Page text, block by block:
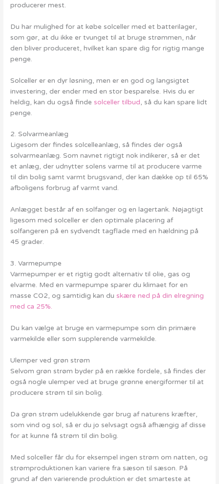
producerer mest.
Du har mulighed for at købe solceller med et batterilager,
som gør, at du ikke er tvunget til at bruge strømmen, når
den bliver produceret, hvilket kan spare dig for rigtig mange
penge.
Solceller er en dyr løsning, men er en god og langsigtet
investering, der ender med en stor besparelse. Hvis du er
heldig, kan du også finde solceller tilbud, så du kan spare lidt
penge.
2. Solvarmeanlæg
Ligesom der findes solcelleanlæg, så findes der også
solvarmeanlæg. Som navnet rigtigt nok indikerer, så er det
et anlæg, der udnytter solens varme til at producere varme
til din bolig samt varmt brugsvand, der kan dække op til 65%
afboligens forbrug af varmt vand.
Anlægget består af en solfanger og en lagertank. Nøjagtigt
ligesom med solceller er den optimale placering af
solfangeren på en sydvendt tagflade med en hældning på
45 grader.
3. Varmepumpe
Varmepumper er et rigtig godt alternativ til olie, gas og
elvarme. Med en varmepumpe sparer du klimaet for en
masse CO2, og samtidig kan du skære ned på din elregning
med ca 25%.
Du kan vælge at bruge en varmepumpe som din primære
varmekilde eller som supplerende varmekilde.
Ulemper ved grøn strøm
Selvom grøn strøm byder på en række fordele, så findes der
også nogle ulemper ved at bruge grønne energiformer til at
producere strøm til sin bolig.
Da grøn strøm udelukkende gør brug af naturens kræfter,
som vind og sol, så er du jo selvsagt også afhængig af disse
for at kunne få strøm til din bolig.
Med solceller får du for eksempel ingen strøm om natten, og
strømproduktionen kan variere fra sæson til sæson. På
grund af den varierende produktion er det smarteste at